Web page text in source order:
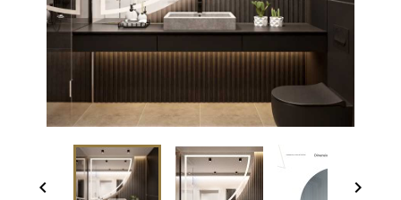
 